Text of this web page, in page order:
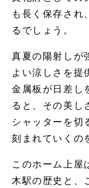
も長く保存され
るでしょう。
真夏の陽射しが
よい涼しさを提
金属板が日差し
ると、その美し
シャッターを切
刻まれていくの
このホーム上屋
木駅の歴史と、